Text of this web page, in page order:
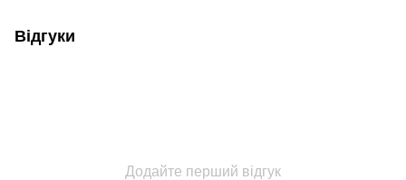
Відгуки
Додайте перший відгук